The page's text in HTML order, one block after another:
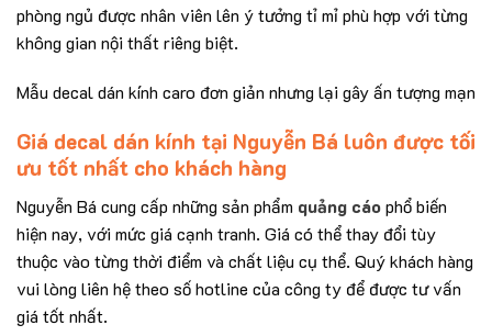
phòng ngủ được nhân viên lên ý tưởng tỉ mỉ phù hợp với từng
không gian nội thất riêng biệt.
Mẫu decal dán kính caro đơn giản nhưng lại gây ấn tượng mạn
Giá decal dán kính tại Nguyễn Bá luôn được tối
ưu tốt nhất cho khách hàng
Nguyễn Bá cung cấp những sản phẩm quảng cáophổ biến
hiện nay, với mức giá cạnh tranh. Giá có thể thay đổi tùy
thuộc vào từng thời điểm và chất liệu cụ thể. Quý khách hàng
vui lòng liên hệ theo số hotline của công ty để được tư vấn
giá tốt nhất.